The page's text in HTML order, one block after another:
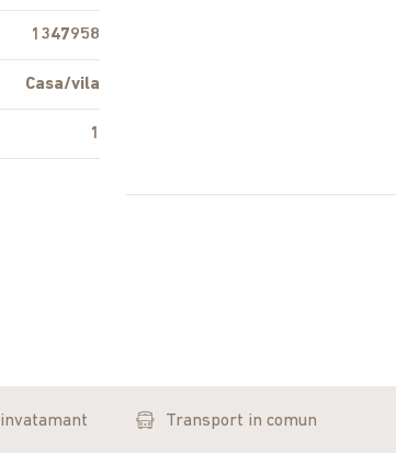
1347958
Casa/vila
1
invatamant Transport in comun